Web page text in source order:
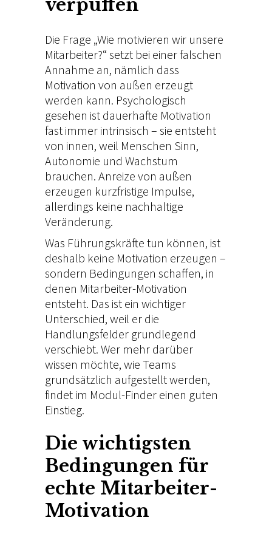
i
a
t
i
o
n
–
W
a
s
F
ü
h
r
u
n
g
s
k
r
ä
f
t
e
w
verpuffen
Die Frage „Wie motivieren wir unsere
Mitarbeiter?“ setzt bei einer falschen
Annahme an, nämlich dass
Motivation von außen erzeugt
werden kann. Psychologisch
gesehen ist dauerhafte Motivation
fast immer intrinsisch – sie entsteht
von innen, weil Menschen Sinn,
Autonomie und Wachstum
brauchen. Anreize von außen
erzeugen kurzfristige Impulse,
allerdings keine nachhaltige
Veränderung.
Was Führungskräfte tun können, ist
deshalb keine Motivation erzeugen –
sondern Bedingungen schaffen, in
denen Mitarbeiter-Motivation
entsteht. Das ist ein wichtiger
Unterschied, weil er die
Handlungsfelder grundlegend
verschiebt. Wer mehr darüber
wissen möchte, wie Teams
grundsätzlich aufgestellt werden,
findet im Modul-Finder einen guten
Einstieg.
Die wichtigsten
Bedingungen für
echte Mitarbeiter-
Motivation